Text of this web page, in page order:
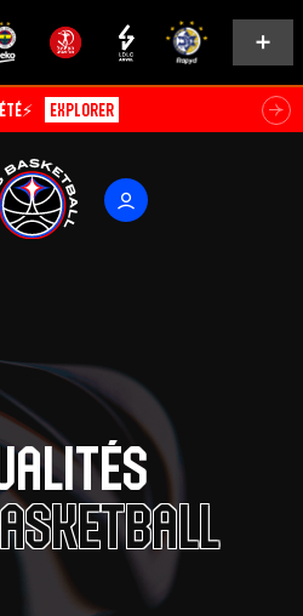
26/27🔥 Découvrir